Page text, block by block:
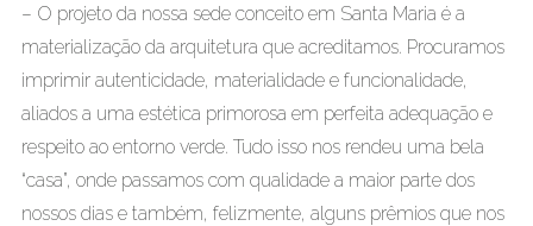
– O projeto da nossa sede conceito em Santa Maria é a
materialização da arquitetura que acreditamos. Procuramos
imprimir autenticidade, materialidade e funcionalidade,
aliados a uma estética primorosa em perfeita adequação e
respeito ao entorno verde. Tudo isso nos rendeu uma bela
“casa”, onde passamos com qualidade a maior parte dos
nossos dias e também, felizmente, alguns prêmios que nos